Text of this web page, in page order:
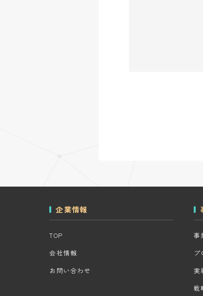
企業情報
TOP
会社情報
お問い合わせ
事
プ
実
戦